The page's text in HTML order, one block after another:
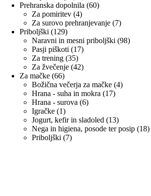
izdelkov
Prehranska dopolnila 6060
Za pomiritev 44
izdelki
Za surovo prehranjevanje 77
Priboljški 129129
izdelkov
Naravni in mesni priboljški 9898
Pasji piškoti 1717
Za trening 3535
izdelkov
Za žvečenje 4242
Za mačke 6666
izdelkov
Božična večerja za mačke 44
Hrana - suha in mokra 1717
Hrana - surova 66
Igračke 11
izdelek
Jogurt, kefir in sladoled 1313
izdelkov
Nega in higiena, posode ter posip 1818
Priboljški 77